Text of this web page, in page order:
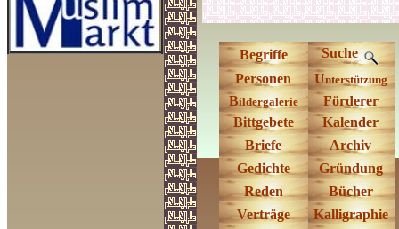
Begriffe
Suche
Personen
Unterstützung
Bildergalerie
Förderer
Bittgebete
Kalender
Briefe
Archiv
Gedichte
Gründung
Reden
Bücher
Verträge
Kalligraphie